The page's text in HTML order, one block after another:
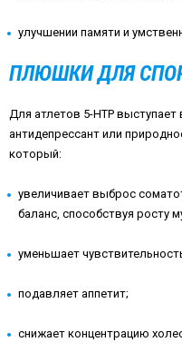
улучшении памяти и
ПЛЮШКИ ДЛЯ
Для атлетов 5-HTP выступает
антидепрессант или
который:
увеличивает выброс
баланс, способствуя росту
уменьшает
подавляет аппетит;
снижает концентрацию